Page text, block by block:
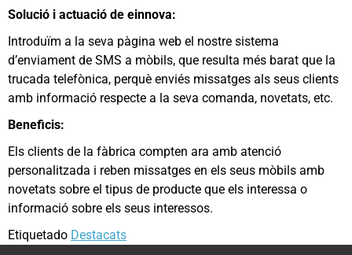
Solució i actuació de einnova:
Introduïm a la seva pàgina web el nostre sistema
d’enviament de SMS a mòbils, que resulta més barat que la
trucada telefònica, perquè enviés missatges als seus clients
amb informació respecte a la seva comanda, novetats, etc.
Beneficis:
Els clients de la fàbrica compten ara amb atenció
personalitzada i reben missatges en els seus mòbils amb
novetats sobre el tipus de producte que els interessa o
informació sobre els seus interessos.
Etiquetado Destacats